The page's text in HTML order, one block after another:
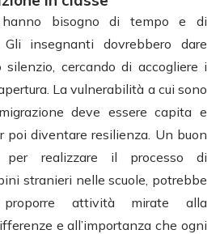
bisogno di tempo e di
Gli insegnanti dovrebbero dare
cercando di accogliere i
La vulnerabilità a cui sono
deve essere capita e
poi diventare resilienza. Un buon
realizzare il processo di
stranieri nelle scuole, potrebbe
attività mirate alla
e all’importanza che ogni